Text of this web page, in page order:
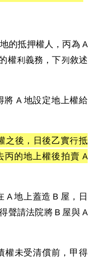
的抵押權人，丙為 A
權利義務，下列敘述
將 A 地設定地上權給
之後，日後乙實行抵
丙的地上權後拍賣 A
A 地上蓋造 B 屋，日
聲請法院將 B 屋與 A
權未受清償前，甲得